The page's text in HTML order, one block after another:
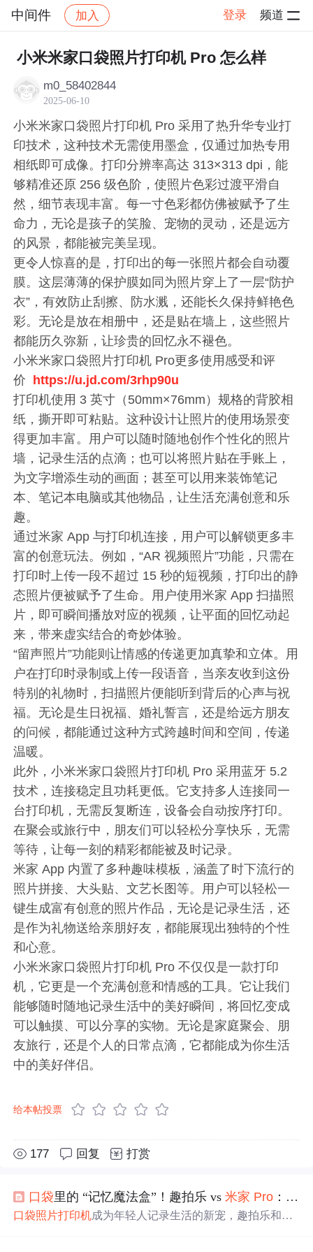
中间件 加入 登录 频道
社区 中间件 帖子详情
小米米家口袋照片打印机 Pro 怎么样
m0_58402844
2025-06-10
小米米家口袋照片打印机 Pro 采用了热升华专业打
印技术，这种技术无需使用墨盒，仅通过加热专用
相纸即可成像。打印分辨率高达 313×313 dpi，能
够精准还原 256 级色阶，使照片色彩过渡平滑自
然，细节表现丰富。每一寸色彩都仿佛被赋予了生
命力，无论是孩子的笑脸、宠物的灵动，还是远方
的风景，都能被完美呈现。
更令人惊喜的是，打印出的每一张照片都会自动覆
膜。这层薄薄的保护膜如同为照片穿上了一层“防护
衣”，有效防止刮擦、防水溅，还能长久保持鲜艳色
彩。无论是放在相册中，还是贴在墙上，这些照片
都能历久弥新，让珍贵的回忆永不褪色。
小米米家口袋照片打印机 Pro更多使用感受和评
价 https://u.jd.com/3rhp90u
打印机使用 3 英寸（50mm×76mm）规格的背胶相
纸，撕开即可粘贴。这种设计让照片的使用场景变
得更加丰富。用户可以随时随地创作个性化的照片
墙，记录生活的点滴；也可以将照片贴在手账上，
为文字增添生动的画面；甚至可以用来装饰笔记
本、笔记本电脑或其他物品，让生活充满创意和乐
趣。
通过米家 App 与打印机连接，用户可以解锁更多丰
富的创意玩法。例如，“AR 视频照片”功能，只需在
打印时上传一段不超过 15 秒的短视频，打印出的静
态照片便被赋予了生命。用户使用米家 App 扫描照
片，即可瞬间播放对应的视频，让平面的回忆动起
来，带来虚实结合的奇妙体验。
“留声照片”功能则让情感的传递更加真挚和立体。用
户在打印时录制或上传一段语音，当亲友收到这份
特别的礼物时，扫描照片便能听到背后的心声与祝
福。无论是生日祝福、婚礼誓言，还是给远方朋友
的问候，都能通过这种方式跨越时间和空间，传递
温暖。
此外，小米米家口袋照片打印机 Pro 采用蓝牙 5.2
技术，连接稳定且功耗更低。它支持多人连接同一
台打印机，无需反复断连，设备会自动按序打印。
在聚会或旅行中，朋友们可以轻松分享快乐，无需
等待，让每一刻的精彩都能被及时记录。
米家 App 内置了多种趣味模板，涵盖了时下流行的
照片拼接、大头贴、文艺长图等。用户可以轻松一
键生成富有创意的照片作品，无论是记录生活，还
是作为礼物送给亲朋好友，都能展现出独特的个性
和心意。
小米米家口袋照片打印机 Pro 不仅仅是一款打印
机，它更是一个充满创意和情感的工具。它让我们
能够随时随地记录生活中的美好瞬间，将回忆变成
可以触摸、可以分享的实物。无论是家庭聚会、朋
友旅行，还是个人的日常点滴，它都能成为你生活
中的美好伴侣。
给本帖投票
177 回复 打赏
口袋里的 “记忆魔法盒”！趣拍乐 vs米家 Pro ：谁更懂手账党、旅行党的即时打印需求？
口袋照片打印机成为年轻人记录生活的新宠，趣拍乐和米